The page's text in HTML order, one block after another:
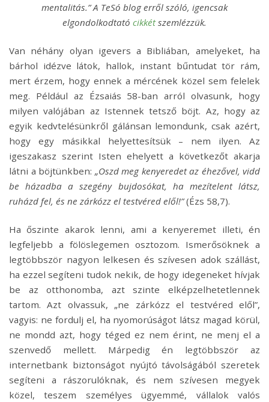
mentalitás.” A TeSó blog erről szóló, igencsak
elgondolkodtató cikkétszemlézzük.
Van néhány olyan igevers a Bibliában, amelyeket, ha
bárhol idézve látok, hallok, instant bűntudat tör rám,
mert érzem, hogy ennek a mércének közel sem felelek
meg. Például az Ézsaiás 58-ban arról olvasunk, hogy
milyen valójában az Istennek tetsző böjt. Az, hogy az
egyik kedvtelésünkről gálánsan lemondunk, csak azért,
hogy egy másikkal helyettesítsük – nem ilyen. Az
igeszakasz szerint Isten ehelyett a következőt akarja
látni a böjtünkben: „Oszd meg kenyeredet az éhezővel, vidd
be házadba a szegény bujdosókat, ha mezítelent látsz,
ruházd fel, és ne zárkózz el testvéred elől!”(Ézs 58,7).
Ha őszinte akarok lenni, ami a kenyeremet illeti, én
legfeljebb a fölöslegemen osztozom. Ismerősöknek a
legtöbbször nagyon lelkesen és szívesen adok szállást,
ha ezzel segíteni tudok nekik, de hogy idegeneket hívjak
be az otthonomba, azt szinte elképzelhetetlennek
tartom. Azt olvassuk, „ne zárkózz el testvéred elől”,
vagyis: ne fordulj el, ha nyomorúságot látsz magad körül,
ne mondd azt, hogy téged ez nem érint, ne menj el a
szenvedő mellett. Márpedig én legtöbbször az
internetbank biztonságot nyújtó távolságából szeretek
segíteni a rászorulóknak, és nem szívesen megyek
közel, teszem személyes ügyemmé, vállalok valós